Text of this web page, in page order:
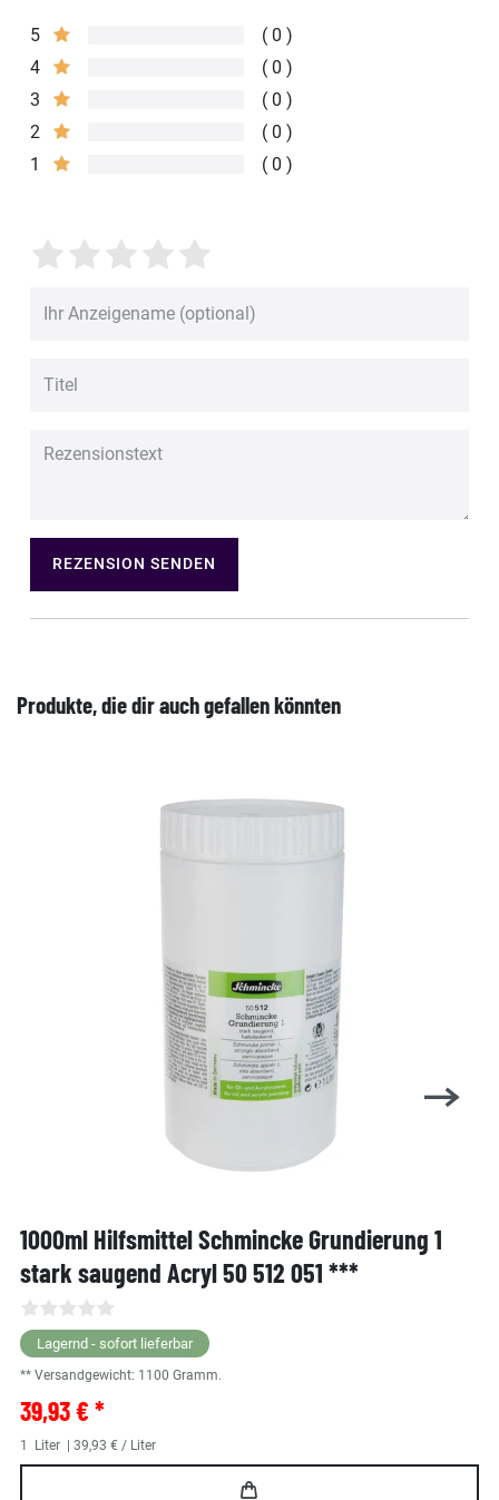
5
0
4
0
3
0
2
0
1
0
REZENSION SENDEN
Produkte, die dir auch gefallen könnten
1000ml Hilfsmittel Schmincke Grundierung 1
stark saugend Acryl 50 512 051 ***
Lagernd - sofort lieferbar
** Versandgewicht: 1100 Gramm.
39,93 € *
1 Liter | 39,93 € / Liter